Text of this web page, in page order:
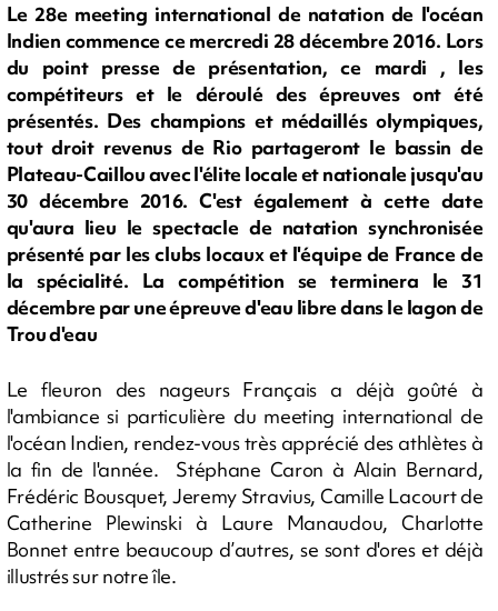
Le 28e meeting international de natation de l'océan
Indien commence ce mercredi 28 décembre 2016. Lors
du point presse de présentation, ce mardi , les
compétiteurs et le déroulé des épreuves ont été
présentés. Des champions et médaillés olympiques,
tout droit revenus de Rio partageront le bassin de
Plateau-Caillou avec l'élite locale et nationale jusqu'au
30 décembre 2016. C'est également à cette date
qu'aura lieu le spectacle de natation synchronisée
présenté par les clubs locaux et l'équipe de France de
la spécialité. La compétition se terminera le 31
décembre par une épreuve d'eau libre dans le lagon de
Trou d'eau
Le fleuron des nageurs Français a déjà goûté à
l'ambiance si particulière du meeting international de
l'océan Indien, rendez-vous très apprécié des athlètes à
la fin de l'année. Stéphane Caron à Alain Bernard,
Frédéric Bousquet, Jeremy Stravius, Camille Lacourt de
Catherine Plewinski à Laure Manaudou, Charlotte
Bonnet entre beaucoup d’autres, se sont d'ores et déjà
illustrés sur notre île.